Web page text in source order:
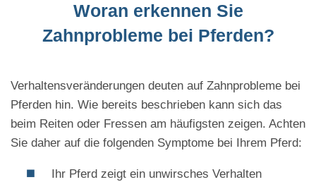
Woran erkennen Sie
Zahnprobleme bei Pferden?
Verhaltensveränderungen deuten auf Zahnprobleme bei
Pferden hin. Wie bereits beschrieben kann sich das
beim Reiten oder Fressen am häufigsten zeigen. Achten
Sie daher auf die folgenden Symptome bei Ihrem Pferd:
Ihr Pferd zeigt ein unwirsches Verhalten